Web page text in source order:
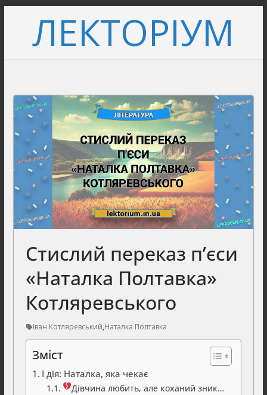
вмістуЛЕКТОРІУМ
Стислий переказ п’єси
«Наталка Полтавка»
Котляревського
Іван Котляревський,Наталка Полтавка
Зміст
І дія: Наталка, яка чекає
Дівчина любить, але коханий зник…